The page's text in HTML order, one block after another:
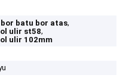
bor batu bor atas,
ulir st58,
ulir 102mm